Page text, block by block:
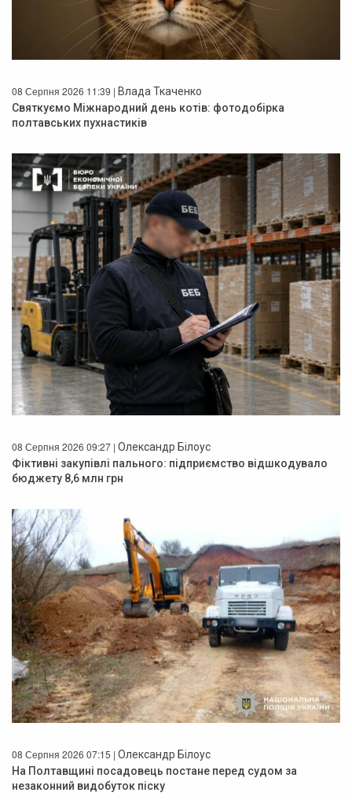
08 Серпня 2026 11:39 | Влада Ткаченко
Святкуємо Міжнародний день котів: фотодобірка
полтавських пухнастиків
08 Серпня 2026 09:27 | Олександр Білоус
Фіктивні закупівлі пального: підприємство відшкодувало
бюджету 8,6 млн грн
08 Серпня 2026 07:15 | Олександр Білоус
На Полтавщині посадовець постане перед судом за
незаконний видобуток піску